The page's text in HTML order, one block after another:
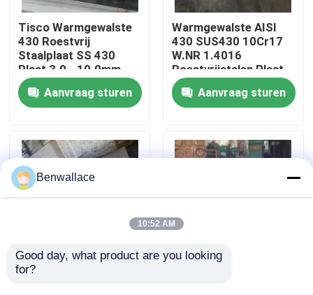
Over ons
fabriekstour
Kwaliteitscontrole
Neem contact met ons op
Nieuws
Tisco Warmgewalste
430 Roestvrij
Staalplaat SS 430
Plaat 3.0 - 10.0mm
No.1 Oppervlak
Aanvraag sturen
Warmgewalste AISI
430 SUS430 10Cr17
W.NR 1.4016
Roestvrijstalen Plaat
10*1500*6000 NO.1
OppervlakAanvraag sturen
Warmtebestendige
Benwallace
10:52 AM
Good day, what product are you looking
for?